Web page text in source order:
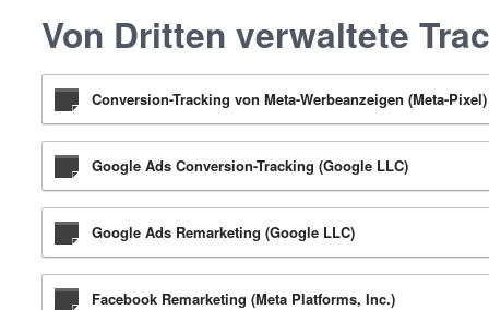
Von Dritten verwaltete
Conversion-Tracking von Meta-Werbeanzeigen (Meta-
Google Ads Conversion-Tracking (Google LLC)
Google Ads Remarketing (Google LLC)
Facebook Remarketing (Meta Platforms, Inc.)